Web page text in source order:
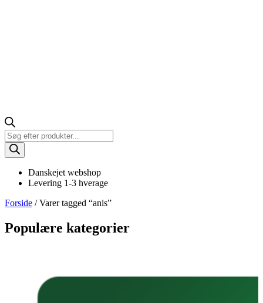
Products
search
Danskejet webshop
Levering 1-3 hverage
Forside / Varer tagged “anis”
Populære kategorier